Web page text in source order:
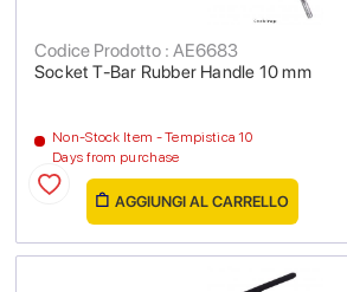
Socket T-Bar Rubber Handle 10 mm
Codice Prodotto : AE6683
Non-Stock Item - Tempistica 10
Days from purchase
AGGIUNGI AL CARRELLO